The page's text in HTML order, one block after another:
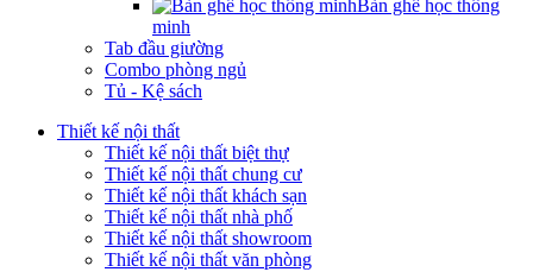
Bàn ghế học thông
minh
Tab đầu giường
Combo phòng ngủ
Tủ - Kệ sách
Thiết kế nội thất
Thiết kế nội thất biệt thự
Thiết kế nội thất chung cư
Thiết kế nội thất khách sạn
Thiết kế nội thất nhà phố
Thiết kế nội thất showroom
Thiết kế nội thất văn phòng